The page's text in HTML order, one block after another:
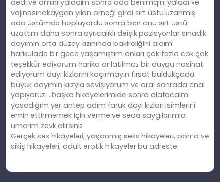
dedi ve amını yaladım sonra oda benimqini yaladı ve
vajinasınakaygan yılan örneği girdi sırt üstü uzanmış
oda üstümde hopluyordu sonra ben onu sırt üstü
uzattım daha sonra ayrıcalıklı deişik pozisyonlar sınadık
dayımın orta düzey kızınında bakireliğini aldım
harikulade bir gece yaşamıştım onları çok fazla cok çok
teşekkür ediyorum harika anlatılmaz bir duygu nasihat
ediyorum dayı kızlarını kaçırmayın fırsat buldukçada
büyük dayımın kıızyla sevişiyorum ve oral sonrada anal
yapıyoruz …başka hikayelerimide sonra alatacaım
yasadığım yer antep adım faruk dayı kızları isimlerini
emin ettirmemek için verme ve seda saygılarımla
umarım zevk alırsınız
Gerçek sex hikayeleri, yaşanmış seks hikayeleri, porno ve
sikiş hikayeleri, adult erotik hikayeler bu adreste.